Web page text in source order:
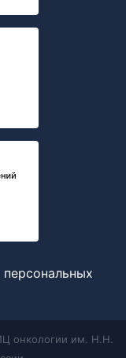
онкологии им. Н.Н.